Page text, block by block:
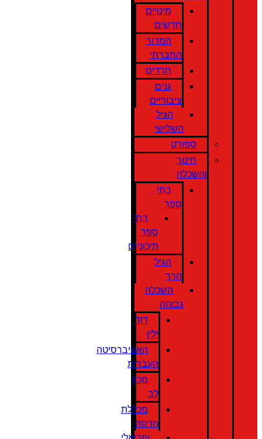
מינויים
חדשים
המדור
החברתי
חרדים
גנים
ציבוריים
הגיל
השלישי
ספורט
חינוך
והשכלה
בתי
ספר
בתי
ספר
תיכוניים
הגיל
הרך
השכלה
גבוהה
דוד
ילין
האוניברסיטה
העברית
מכון
לב
מכללת
הדסה